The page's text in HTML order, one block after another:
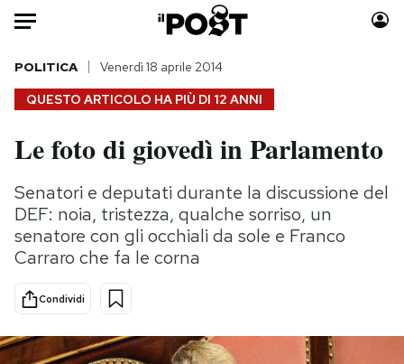
Auto
HOME
Italia
Politica
Tecnologia
Internet
Scienza
Cultura
Economia
Sport
Moda
Consumismi
Storie/Idee
Altrecose
Mondiali calcio 2026
QUESTO ARTICOLO HA PIÙ DI 12 ANNI
POLITICA Venerdì 18 aprile 2014
Le foto di giovedì in Parlamento
Senatori e deputati durante la discussione del
DEF: noia, tristezza, qualche sorriso, un
senatore con gli occhiali da sole e Franco
Carraro che fa le corna
Condividi